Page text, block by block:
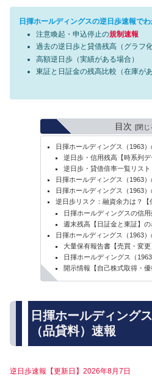
日揮ホールディングスの逆日歩速報で
注意喚起・申込停止の規制速報
過去の逆日歩と貸借残高（グラフ化
高額逆日歩（実績がある場合）
東証と日証金の残高比較（在庫があ
目次
日揮ホールディングス（1963
逆日歩・信用残高【時系列デ
逆日歩・貸借倍率一覧リスト
日揮ホールディングス（1963
日揮ホールディングス（1963）
逆日歩リスク：融資余力は？【
日揮ホールディングスの信
週末残高【日証金と東証】
日揮ホールディングス（1963
大量保有報告書【売買・変更
日揮ホールディングス（
開示情報【自己株式取得・優
日揮ホールディング
（品貸料）速報
逆日歩速報【更新日】2026年8月7日